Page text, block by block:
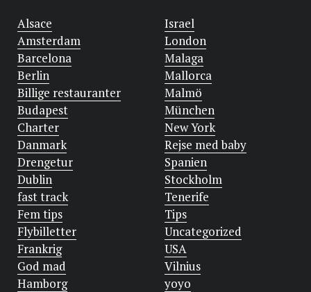
Alsace
Amsterdam
Barcelona
Berlin
Billige restauranter
Budapest
Charter
Danmark
Drengetur
Dublin
fast track
Fem tips
Flybilletter
Frankrig
God mad
Hamborg
Israel
London
Malaga
Mallorca
Malmö
München
New York
Rejse med baby
Spanien
Stockholm
Tenerife
Tips
Uncategorized
USA
Vilnius
yoyo